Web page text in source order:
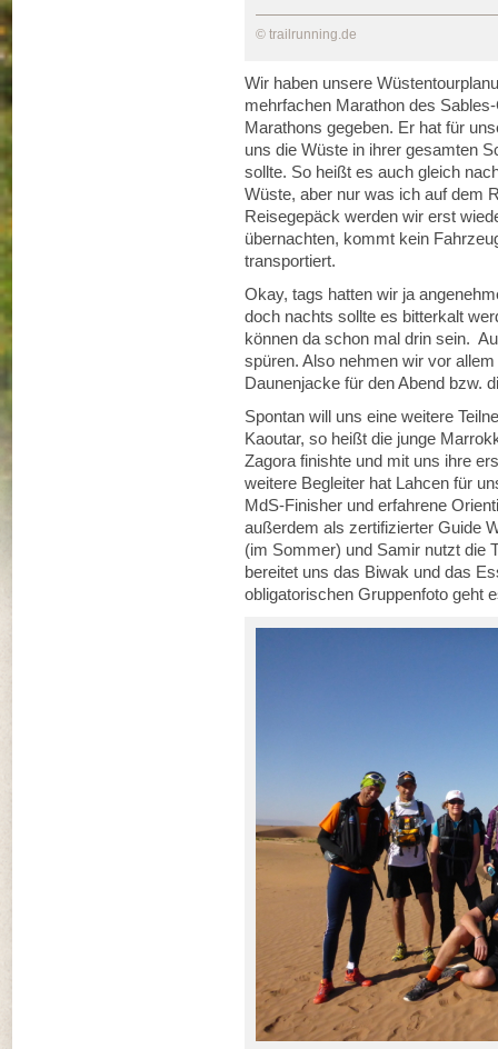
© trailrunning.de
Wir haben unsere
mehrfachen Marathon des
Marathons gegeben. Er hat für
uns die Wüste in ihrer gesamten
sollte. So heißt es auch gleich
Wüste, aber nur was ich auf dem
Reisegepäck werden wir erst
übernachten, kommt kein
transportiert.
Okay, tags hatten wir ja
doch nachts sollte es bitterkalt
können da schon mal drin sein.
spüren. Also nehmen wir vor
Daunenjacke für den Abend bzw.
Spontan will uns eine weitere
Kaoutar, so heißt die junge
Zagora finishte und mit uns ihre
weitere Begleiter hat Lahcen für
MdS-Finisher und erfahrene
außerdem als zertifizierter Guide
(im Sommer) und Samir nutzt die
bereitet uns das Biwak und das
obligatorischen Gruppenfoto geht